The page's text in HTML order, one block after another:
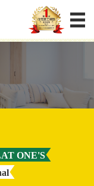
ONE'S